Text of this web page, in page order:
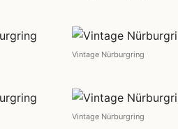
Vintage Nürburgring
Vintage Nürburgring